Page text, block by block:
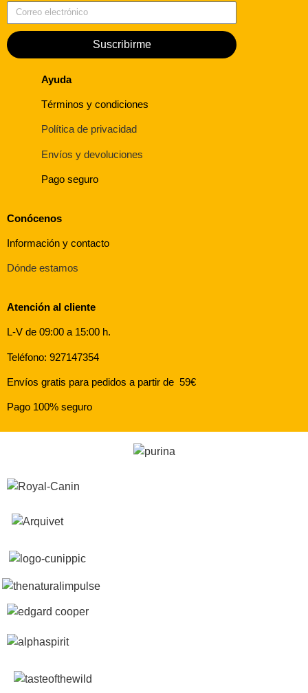
Suscribirme
Ayuda
Términos y condiciones
Política de privacidad
Envíos y devoluciones
Pago seguro
Conócenos
Información y contacto
Dónde estamos
Atención al cliente
L-V de 09:00 a 15:00 h.
Teléfono: 927147354
Envíos gratis para pedidos a partir de 59€
Pago 100% seguro